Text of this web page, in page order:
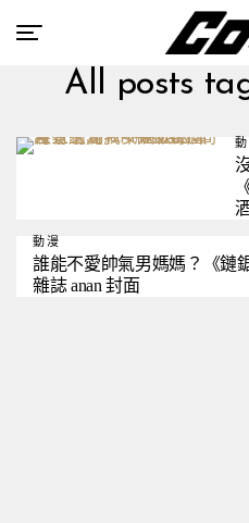
All posts
動漫
誰能不愛帥氣男媽媽？《鏈
雜誌 anan 封面